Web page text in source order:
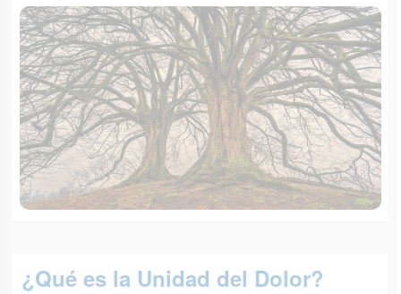
¿Qué es la Unidad del Dolor?